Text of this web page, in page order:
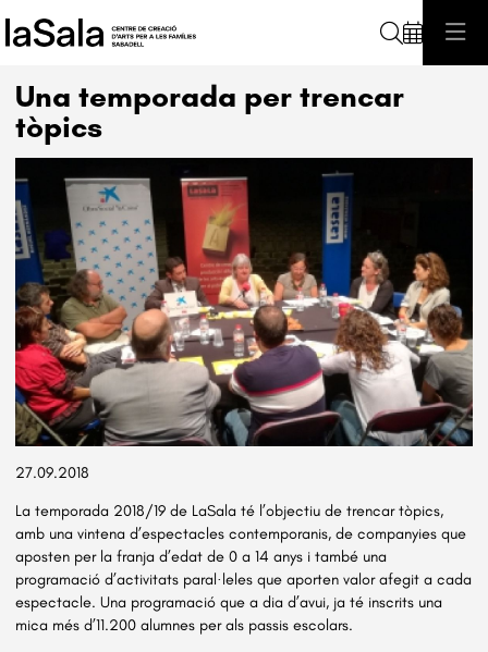
Una temporada per trencar
tòpics
27.09.2018
La temporada 2018/19 de LaSala té l’objectiu de trencar tòpics,
amb una vintena d’espectacles contemporanis, de companyies que
aposten per la franja d’edat de 0 a 14 anys i també una
programació d’activitats paral·leles que aporten valor afegit a cada
espectacle. Una programació que a dia d’avui, ja té inscrits una
mica més d’11.200 alumnes per als passis escolars.